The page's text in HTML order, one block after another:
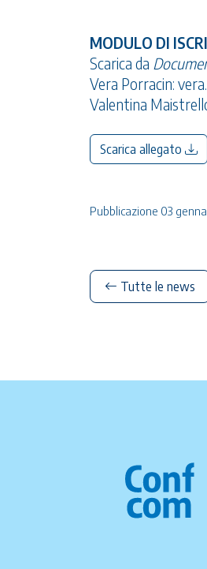
MODULO DI
Scarica da
Vera Porracin:
Valentina
Scarica allegato
Pubblicazione 03
Tutte le news